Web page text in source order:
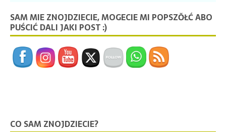
SAM MIE ZNOJDZIECIE, MOGECIE MI POPSZŎŁĆ ABO
PUŚCIĆ DALI JAKI POST :)
CO SAM ZNOJDZIECIE?